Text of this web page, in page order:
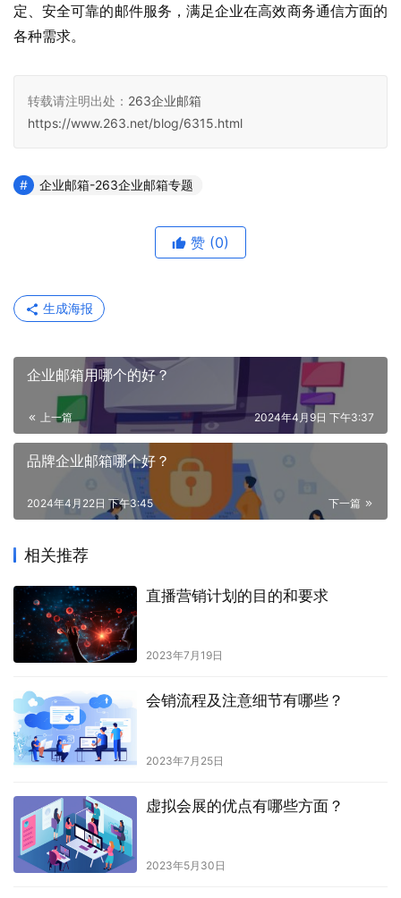
定、安全可靠的邮件服务，满足企业在高效商务通信方面的
各种需求。
转载请注明出处： 263企业邮箱
https://www.263.net/blog/6315.html
企业邮箱-263企业邮箱专题
赞 (0)
生成海报
企业邮箱用哪个的好？
上一篇 2024年4月9日 下午3:37
品牌企业邮箱哪个好？
下一篇
2024年4月22日 下午3:45
相关推荐
直播营销计划的目的和要求
2023年7月19日
会销流程及注意细节有哪些？
2023年7月25日
虚拟会展的优点有哪些方面？
2023年5月30日